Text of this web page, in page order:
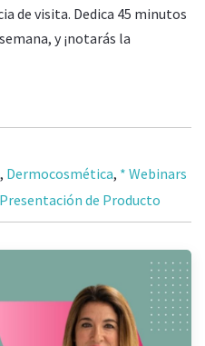
de visita. Dedica 45 minutos
y ¡notarás la
, Dermocosmética, * Webinars
Presentación de Producto